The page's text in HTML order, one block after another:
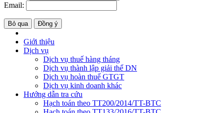
Email:
Bỏ qua Đồng ý
Giới thiệu
Dịch vụ
Dịch vụ thuế hàng tháng
Dịch vụ thành lập giải thể DN
Dịch vụ hoàn thuế GTGT
Dịch vụ kinh doanh khác
Hướng dẫn tra cứu
Hạch toán theo TT200/2014/TT-BTC